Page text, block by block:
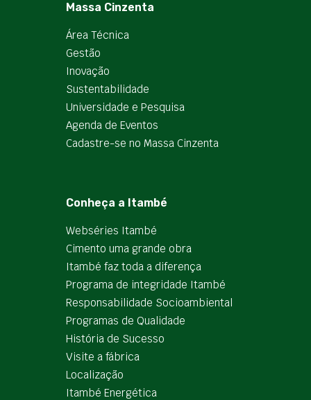
Massa Cinzenta
Área Técnica
Gestão
Inovação
Sustentabilidade
Universidade e Pesquisa
Agenda de Eventos
Cadastre-se no Massa Cinzenta
Conheça a Itambé
Webséries Itambé
Cimento uma grande obra
Itambé faz toda a diferença
Programa de integridade Itambé
Responsabilidade Socioambiental
Programas de Qualidade
História de Sucesso
Visite a fábrica
Localização
Itambé Energética